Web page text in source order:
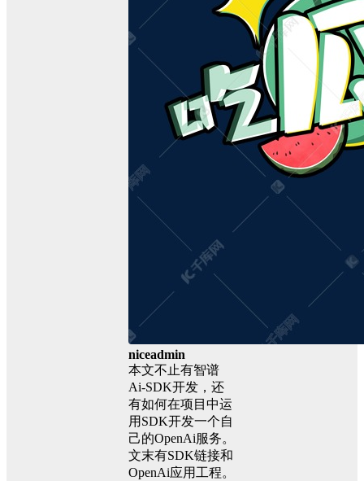
niceadmin
本文不止有智谱
Ai-SDK开发，还
有如何在项目中运
用SDK开发一个自
己的OpenAi服务。
文末有SDK链接和
OpenAi应用工程。